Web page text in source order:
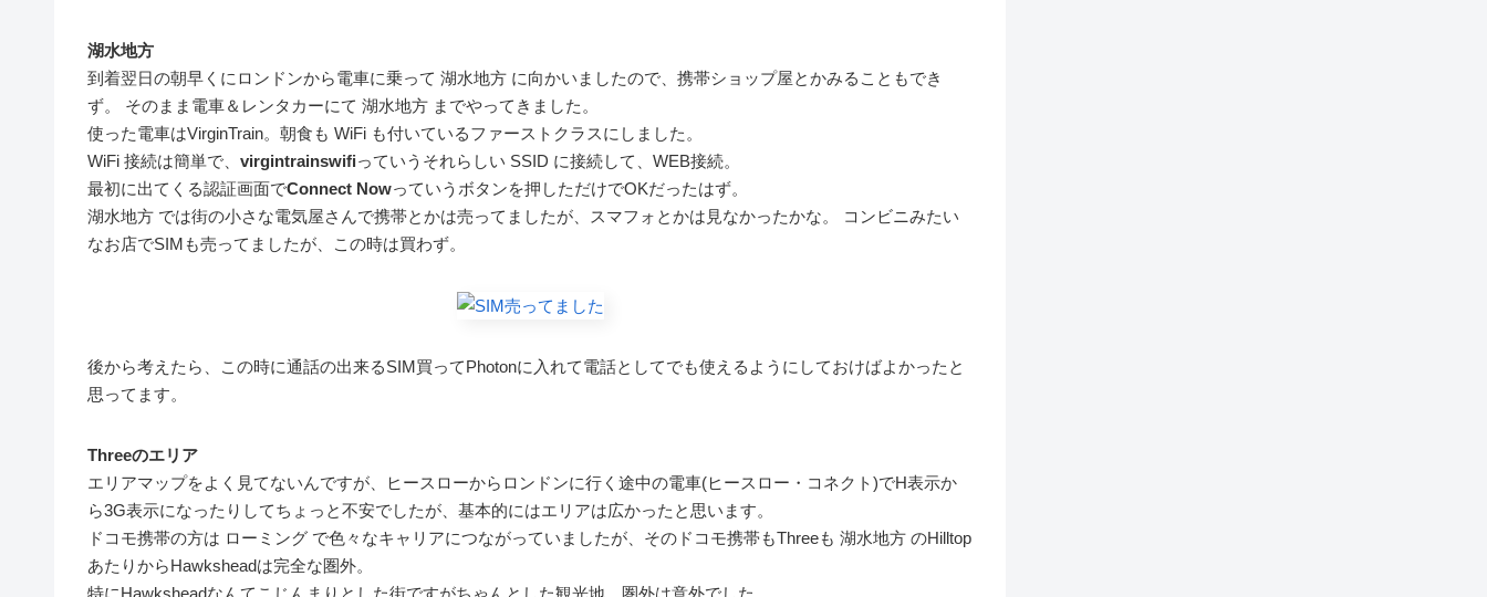
湖水地方
到着翌日の朝早くにロンドンから電車に乗って 湖水地方 に向かいましたので、携帯ショップ屋とかみることもでき
ず。 そのまま電車＆レンタカーにて 湖水地方 までやってきました。
使った電車はVirginTrain。朝食も WiFi も付いているファーストクラスにしました。
WiFi 接続は簡単で、 virgintrainswifiっていうそれらしい SSID に接続して、WEB接続。
最初に出てくる認証画面でConnect Nowっていうボタンを押しただけでOKだったはず。
湖水地方 では街の小さな電気屋さんで携帯とかは売ってましたが、スマフォとかは見なかったかな。 コンビニみたい
なお店でSIMも売ってましたが、この時は買わず。
後から考えたら、この時に通話の出来るSIM買ってPhotonに入れて電話としてでも使えるようにしておけばよかったと
思ってます。
Threeのエリア
エリアマップをよく見てないんですが、ヒースローからロンドンに行く途中の電車(ヒースロー・コネクト)でH表示か
ら3G表示になったりしてちょっと不安でしたが、基本的にはエリアは広かったと思います。
ドコモ携帯の方は ローミング で色々なキャリアにつながっていましたが、そのドコモ携帯もThreeも 湖水地方 のHilltop
あたりからHawksheadは完全な圏外。